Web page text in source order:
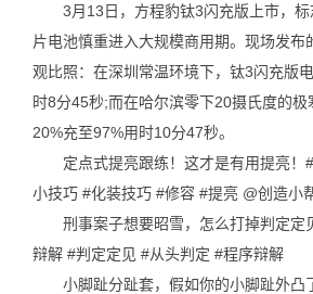
3月13日，方程豹钛3闪充版上市，标
片电池慎重进入大规模商用期。现场发布
观比照：在深圳常温环境下，钛3闪充版
时8分45秒;而在哈尔滨零下20摄氏度的极
20%充至97%用时10分47秒。
定点式提亮跟练！这才是有用提亮！#
小技巧 #化装技巧 #修容 #提亮 @创造小
刑事案子想要昭雪，怎么打掉判定定
辩解 #判定定见 #从头判定 #程序辩解
小脚趾分趾套，假如你的小脚趾外凸